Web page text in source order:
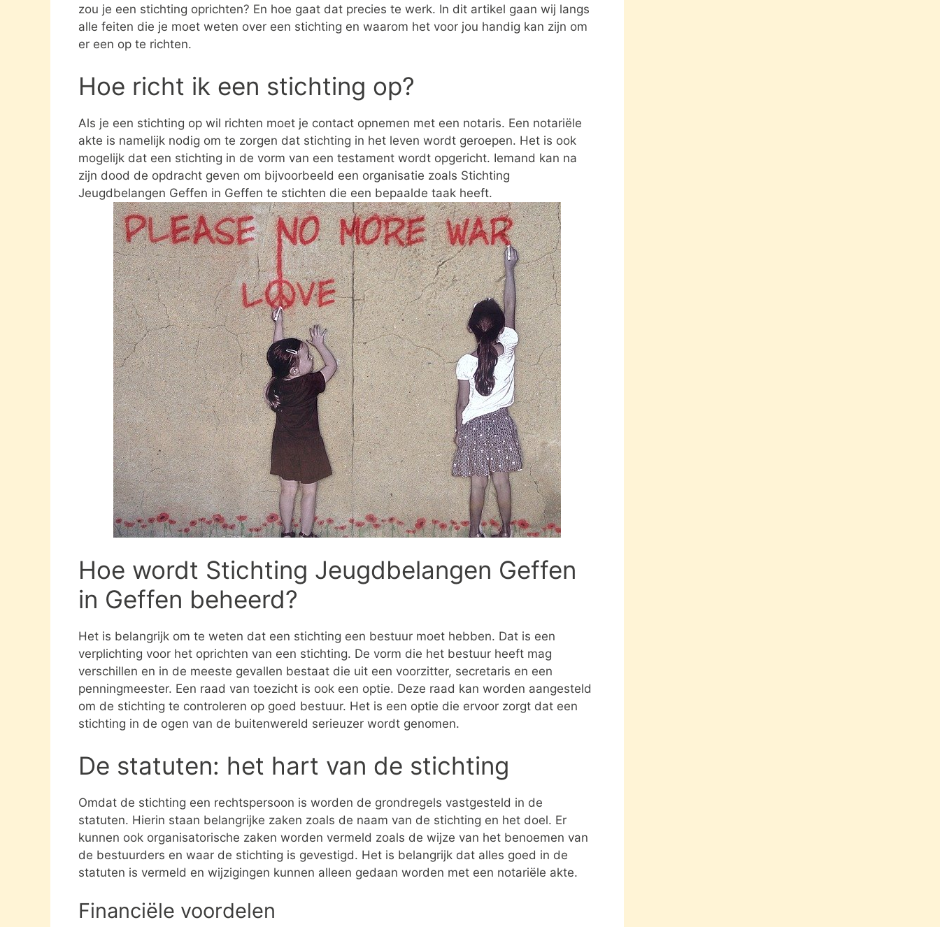
zou je een stichting oprichten? En hoe gaat dat precies te werk. In dit artikel gaan wij langs
alle feiten die je moet weten over een stichting en waarom het voor jou handig kan zijn om
er een op te richten.
Hoe richt ik een stichting op?
Als je een stichting op wil richten moet je contact opnemen met een notaris. Een notariële
akte is namelijk nodig om te zorgen dat stichting in het leven wordt geroepen. Het is ook
mogelijk dat een stichting in de vorm van een testament wordt opgericht. Iemand kan na
zijn dood de opdracht geven om bijvoorbeeld een organisatie zoals Stichting
Jeugdbelangen Geffen in Geffen te stichten die een bepaalde taak heeft.
Hoe wordt Stichting Jeugdbelangen Geffen
in Geffen beheerd?
Het is belangrijk om te weten dat een stichting een bestuur moet hebben. Dat is een
verplichting voor het oprichten van een stichting. De vorm die het bestuur heeft mag
verschillen en in de meeste gevallen bestaat die uit een voorzitter, secretaris en een
penningmeester. Een raad van toezicht is ook een optie. Deze raad kan worden aangesteld
om de stichting te controleren op goed bestuur. Het is een optie die ervoor zorgt dat een
stichting in de ogen van de buitenwereld serieuzer wordt genomen.
De statuten: het hart van de stichting
Omdat de stichting een rechtspersoon is worden de grondregels vastgesteld in de
statuten. Hierin staan belangrijke zaken zoals de naam van de stichting en het doel. Er
kunnen ook organisatorische zaken worden vermeld zoals de wijze van het benoemen van
de bestuurders en waar de stichting is gevestigd. Het is belangrijk dat alles goed in de
statuten is vermeld en wijzigingen kunnen alleen gedaan worden met een notariële akte.
Financiële voordelen